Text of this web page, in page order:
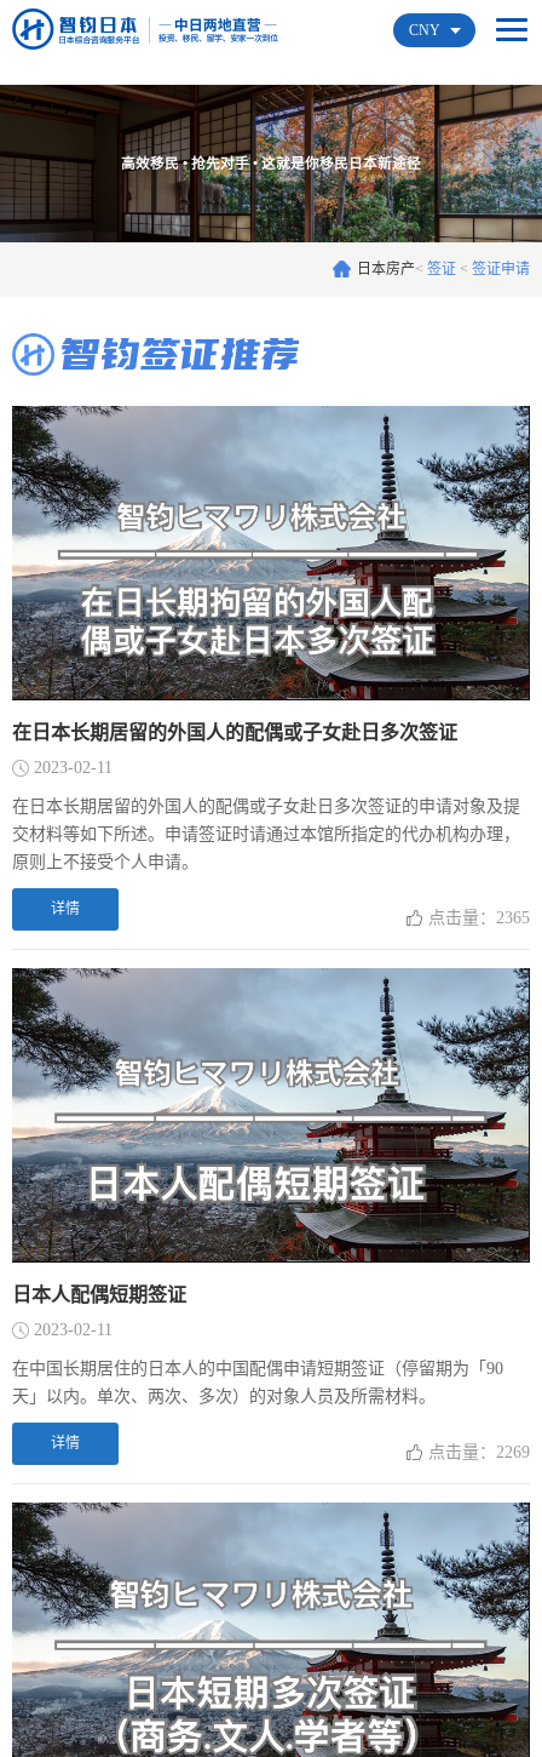
CNY
高效移民 • 抢先对手 • 这就是你移民日本新途径
日本房产< 签证 < 签证申请
智钧签证推荐
在日本长期居留的外国人的配偶或子女赴日多次签证
2023-02-11
在日本长期居留的外国人的配偶或子女赴日多次签证的申请对象及提
交材料等如下所述。申请签证时请通过本馆所指定的代办机构办理，
原则上不接受个人申请。
详情 点击量：2365
日本人配偶短期签证
2023-02-11
在中国长期居住的日本人的中国配偶申请短期签证（停留期为「90
天」以内。单次、两次、多次）的对象人员及所需材料。
详情 点击量：2269